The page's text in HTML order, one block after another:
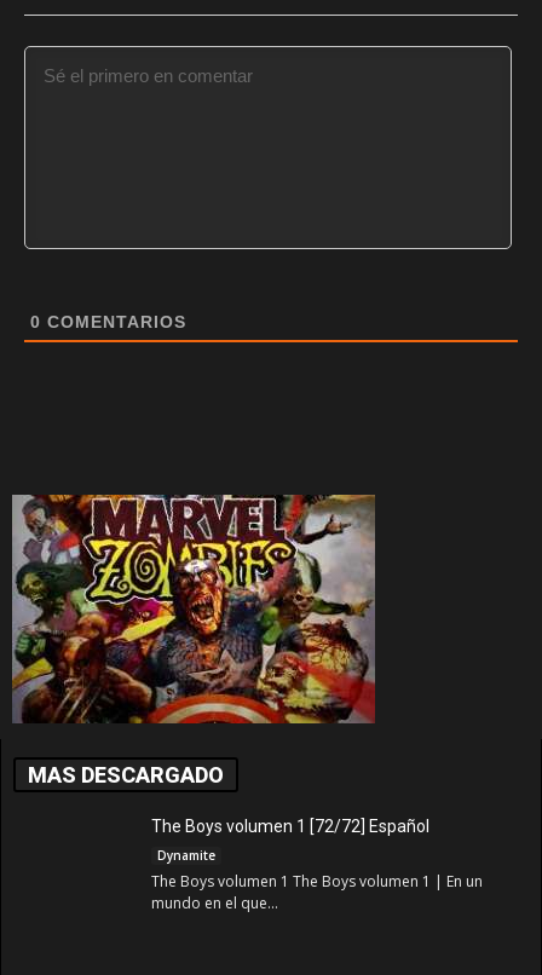
0 COMENTARIOS
MAS DESCARGADO
The Boys volumen 1 [72/72] Español
Dynamite
The Boys volumen 1 The Boys volumen 1 | En un
mundo en el que...